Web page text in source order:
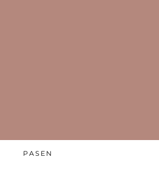
PASEN